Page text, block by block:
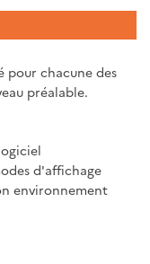
pour chacune des
préalable.
d'affichage
environnement